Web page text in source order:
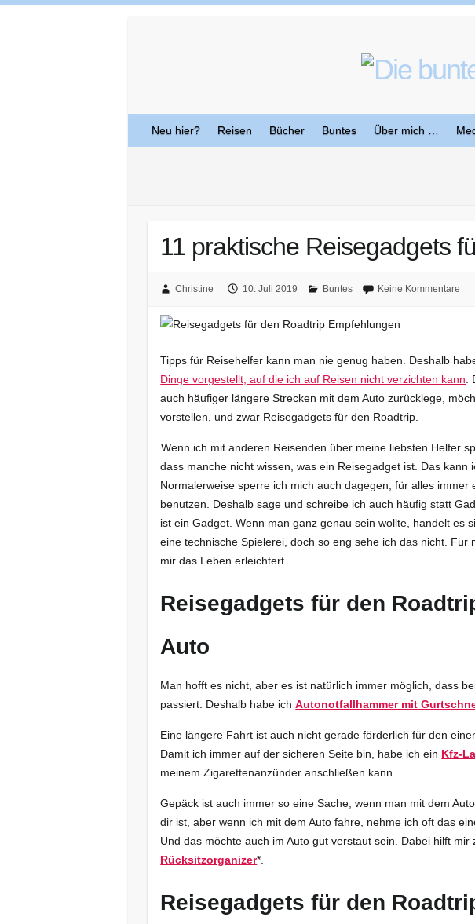
Neu hier? Reisen Bücher Buntes Über mich …
11 praktische Reisegadgets
Christine 10. Juli 2019 Buntes Keine Kommentare
Tipps für Reisehelfer kann man nie genug haben. Deshalb
Dinge vorgestellt, auf die ich auf Reisen nicht verzichten kann.
auch häufiger längere Strecken mit dem Auto zurücklege,
vorstellen, und zwar Reisegadgets für den Roadtrip.
Wenn ich mit anderen Reisenden über meine liebsten Helfer
dass manche nicht wissen, was ein Reisegadget ist. Das kann
Normalerweise sperre ich mich auch dagegen, für alles immer
benutzen. Deshalb sage und schreibe ich auch häufig statt
ist ein Gadget. Wenn man ganz genau sein wollte, handelt es
eine technische Spielerei, doch so eng sehe ich das nicht. Für
mir das Leben erleichtert.
Reisegadgets für den
Auto
Man hofft es nicht, aber es ist natürlich immer möglich, dass
passiert. Deshalb habe ichAutonotfallhammer mit
Eine längere Fahrt ist auch nicht gerade förderlich für den
Damit ich immer auf der sicheren Seite bin, habe ich ein Kfz-
meinem Zigarettenanzünder anschließen kann.
Gepäck ist auch immer so eine Sache, wenn man mit dem
dir ist, aber wenn ich mit dem Auto fahre, nehme ich oft das
Und das möchte auch im Auto gut verstaut sein. Dabei hilft mir
Rücksitzorganizer*.
Reisegadgets für den